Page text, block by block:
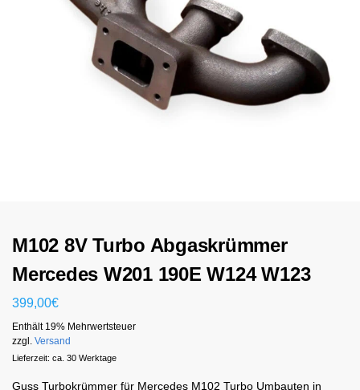
M102 8V Turbo Abgaskrümmer
Mercedes W201 190E W124 W123
399,00€
Enthält 19% Mehrwertsteuer
zzgl. Versand
Lieferzeit: ca. 30 Werktage
Guss Turbokrümmer für Mercedes M102 Turbo Umbauten in